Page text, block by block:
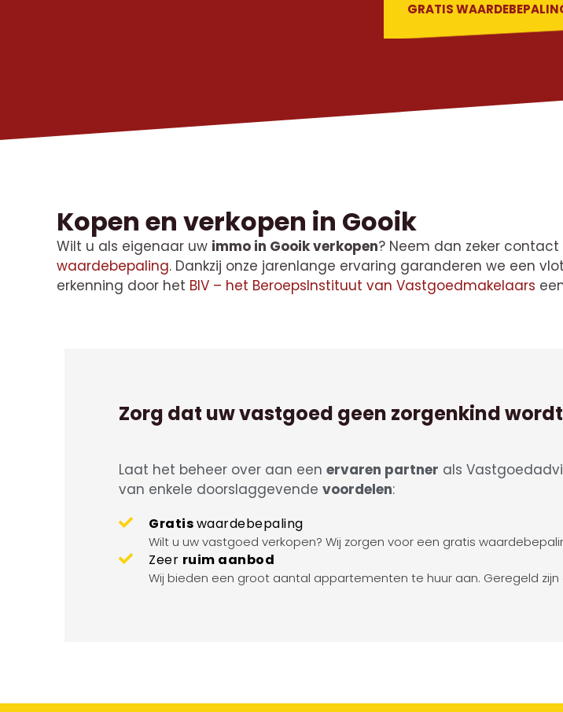
GRATIS
Kopen en verkopen in Gooik
Wilt u als eigenaar uw immo in Gooik verkopen? Neem dan zeker
waardebepaling. Dankzij onze jarenlange ervaring garanderen we een
erkenning door het BIV – het BeroepsInstituut van Vastgoedmakelaars
Zorg dat uw vastgoed geen zorgenkind wordt
Laat het beheer over aan een ervaren partner als
van enkele doorslaggevende voordelen:
Gratiswaardebepaling
Wilt u uw vastgoed verkopen? Wij zorgen voor een gratis
Zeer ruim aanbod
Wij bieden een groot aantal appartementen te huur aan. Geregeld